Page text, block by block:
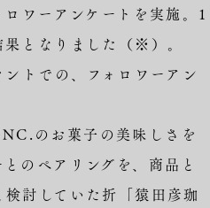
ワーアンケートを実施。1
となりました（※）。
トでの、フォロワーアン
のお菓子の美味しさを
のペアリングを、商品と
討していた折「猿田彦珈